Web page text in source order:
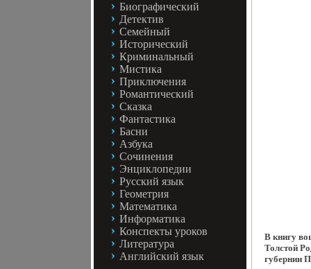
Биографический
Детектив
Семейный
Исторический
Криминальный
Мистика
Приключения
Романтический
Сказка
Фантастика
Басни
Азбука
Сочинения
Энциклопедии
Русский язык
Геометрия
Математика
Информатика
Конспекты уроков
Литература
Английский язык
В книгу
Толстой
губернии